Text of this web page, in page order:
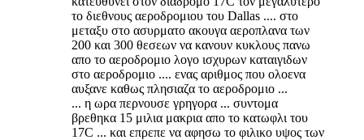
το διεθνους αεροδρομιου του Dallas .... στο
μεταξυ στο ασυρματο ακουγα αεροπλανα των
200 και 300 θεσεων να κανουν κυκλους πανω
απο το αεροδρομιο λογο ισχυρων καταιγιδων
στο αεροδρομιο .... ενας αριθμος που ολοενα
αυξανε καθως πλησιαζα το αεροδρομιο ...
... η ωρα περνουσε γρηγορα ... συντομα
βρεθηκα 15 μιλια μακρια απο το κατωφλι του
17C ... και επρεπε να αφησω το φιλικο υψος των